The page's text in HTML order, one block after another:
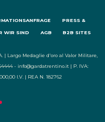
PRESS &
WIR SIND AGB B2B SITES
| Largo Medaglie d'oro al Valor Militare,
- info@gardatrentino.it | P. IVA:
I.V. | REA N. 182762